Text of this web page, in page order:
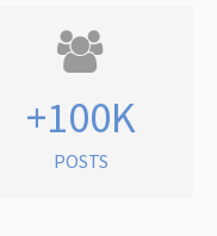
+100K
POSTS